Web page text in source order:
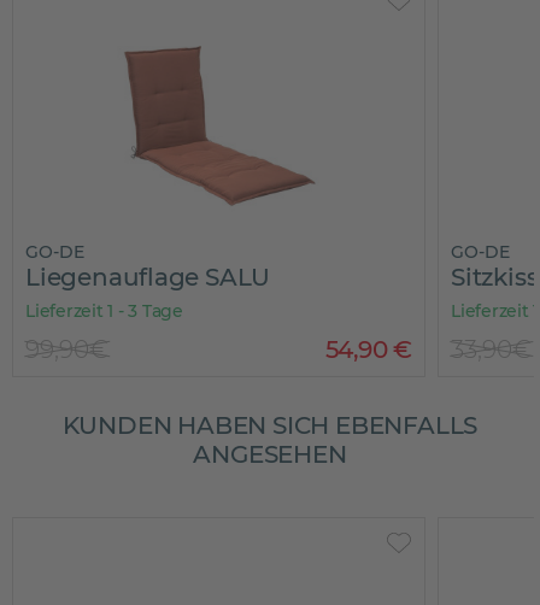
GO-DE
Liegenauflage SALU
Lieferzeit 1 - 3 Tage
54,90€
99,90€
GO-DE
Lieferzeit
33,90€
KUNDEN HABEN SICH EBENFALLS
ANGESEHEN